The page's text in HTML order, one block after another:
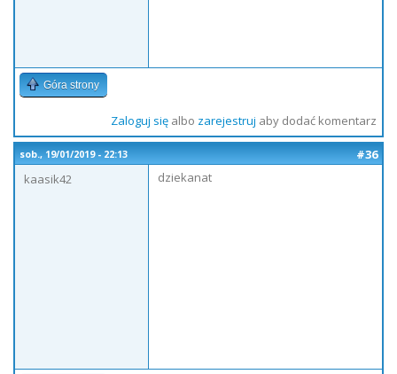
Góra strony
Zaloguj sięalbo zarejestruj aby dodać komentarz
sob., 19/01/2019 - 22:13
#36
kaasik42
dziekanat